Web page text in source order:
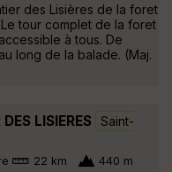
des Lisières de la foret
tour complet de la foret
à tous. De
long de la balade. (Maj.
LISIERES
Saint-
22 km 440 m